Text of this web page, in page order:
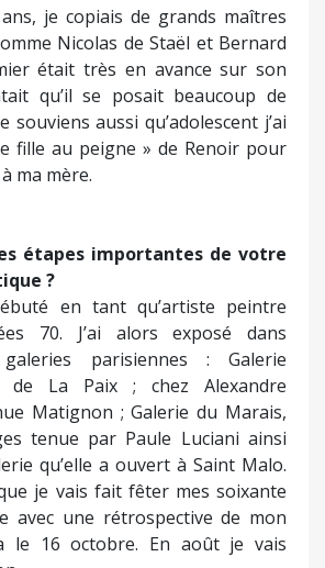
Matignon ; Galerie du Marais,
tenue par Paule Luciani ainsi
qu’elle a ouvert à Saint Malo.
je vais fait fêter mes soixante
avec une rétrospective de mon
le 16 octobre. En août je vais
exposition date de 1963, avant
vos études. Quels ont été les
?
participé à une exposition
des Artistes Français, au Grand
Ce salon dédié à la peinture est le
puisqu’il date de Louis XIV.
90 j’en suis devenu président.
vice-présidents qui s’occupent
de la gravure, de la photo, de
sein de cet organisme il y a
décernent des prix.